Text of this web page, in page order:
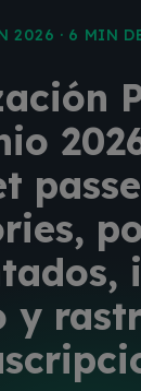
2026 · 6 MIN
y